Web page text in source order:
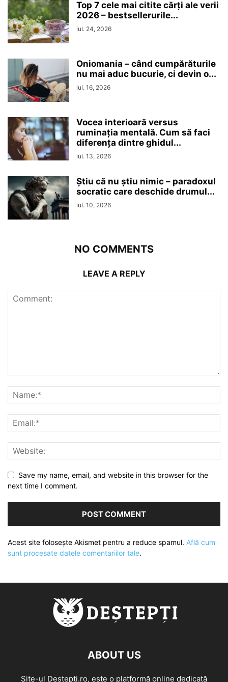
Top 7 cele mai citite cărți ale verii
2026 – bestsellerurile...
iul. 24, 2026
Oniomania – când cumpărăturile
nu mai aduc bucurie, ci devin o...
iul. 16, 2026
Vocea interioară versus
ruminaţia mentală. Cum să faci
diferența dintre ghidul...
iul. 13, 2026
Ştiu că nu ştiu nimic – paradoxul
socratic care deschide drumul...
iul. 10, 2026
NO COMMENTS
LEAVE A REPLY
Save my name, email, and website in this browser for the
next time I comment.
Acest site folosește Akismet pentru a reduce spamul. Află cum
sunt procesate datele comentariilor tale.
ABOUT US
Site-ul Destepti.ro, este o platformă online dedicată